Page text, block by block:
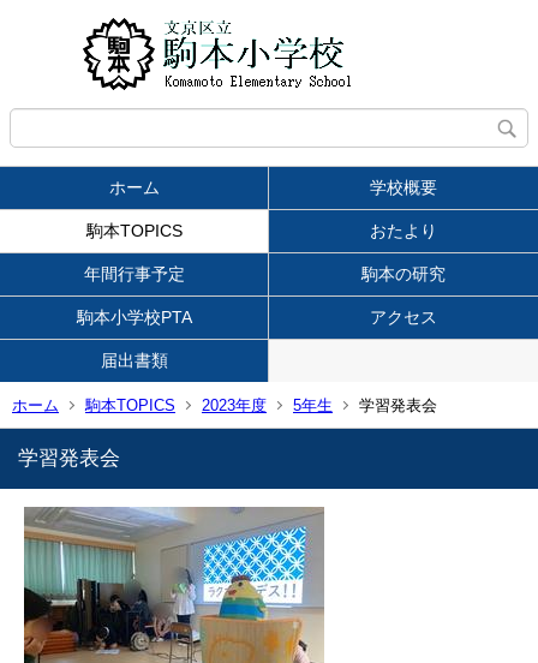
ホーム 学校概要
駒本TOPICS おたより
年間行事予定 駒本の研究
駒本小学校PTA アクセス
届出書類
ホーム 駒本TOPICS 2023年度 5年生 学習発表会
学習発表会